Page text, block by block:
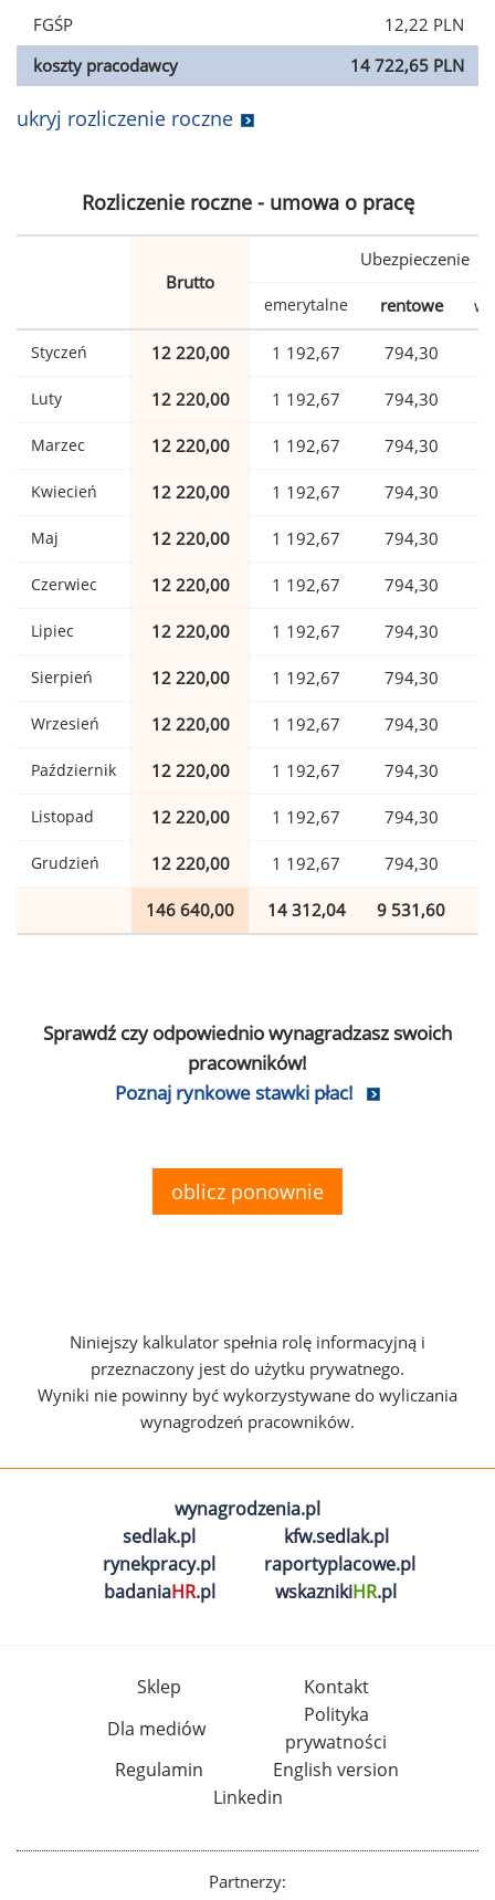
FGŚP
12,22 PLN
koszty pracodawcy
14 722,65 PLN
ukryj rozliczenie roczne
Rozliczenie roczne - umowa o pracę
Brutto
Ubezpieczenie
emerytalne rentowe
Styczeń 12 220,00 1 192,67 794,30
Luty 12 220,00 1 192,67 794,30
Marzec 12 220,00 1 192,67 794,30
Kwiecień 12 220,00 1 192,67 794,30
Maj 12 220,00 1 192,67 794,30
Czerwiec 12 220,00 1 192,67 794,30
Lipiec 12 220,00 1 192,67 794,30
Sierpień 12 220,00 1 192,67 794,30
Wrzesień 12 220,00 1 192,67 794,30
Październik 12 220,00 1 192,67 794,30
Listopad 12 220,00 1 192,67 794,30
Grudzień 12 220,00 1 192,67 794,30
146 640,00 14 312,04 9 531,60
Sprawdź czy odpowiednio wynagradzasz swoich
pracowników!
Poznaj rynkowe stawki płac!
oblicz ponownie
Niniejszy kalkulator spełnia rolę informacyjną i
przeznaczony jest do użytku prywatnego.
Wyniki nie powinny być wykorzystywane do wyliczania
wynagrodzeń pracowników.
wynagrodzenia.pl
sedlak.pl
kfw.sedlak.pl
rynekpracy.pl
raportyplacowe.pl
badaniaHR.pl wskaznikiHR.pl
Sklep
Kontakt
Dla mediów
Polityka
prywatności
Regulamin
English version
Linkedin
Partnerzy: